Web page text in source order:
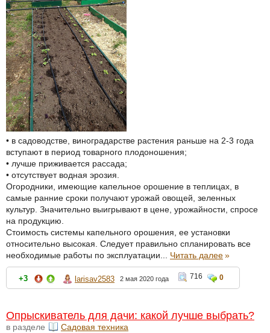
• в садоводстве, виноградарстве растения раньше на 2-3 года
вступают в период товарного плодоношения;
• лучше приживается рассада;
• отсутствует водная эрозия.
Огородники, имеющие капельное орошение в теплицах, в
самые ранние сроки получают урожай овощей, зеленных
культур. Значительно выигрывают в цене, урожайности, спросе
на продукцию.
Стоимость системы капельного орошения, ее установки
относительно высокая. Следует правильно спланировать все
необходимые работы по эксплуатации... Читать далее»
+3 larisav2583 2 мая 2020 года 716 0
Опрыскиватель для дачи: какой лучше выбрать?
в разделе Садовая техника